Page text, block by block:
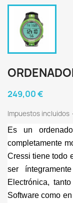
249,00 €
Impuestos incluidos
Es un
completamente
Cressi tiene todo
ser
Electrónica,
Software como